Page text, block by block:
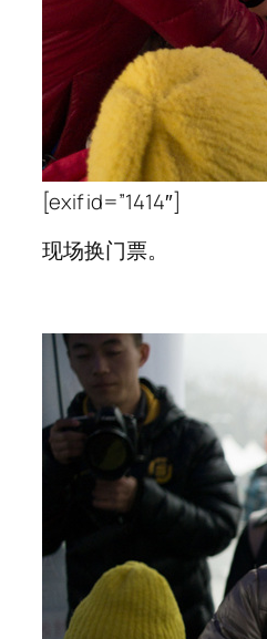
[exif id=”1414″]
现场换门票。